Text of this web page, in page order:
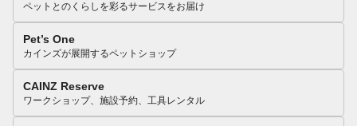
ペットとのくらしを彩るサービスをお届け
Pet’s One
カインズが展開するペットショップ
CAINZ Reserve
ワークショップ、施設予約、工具レンタル